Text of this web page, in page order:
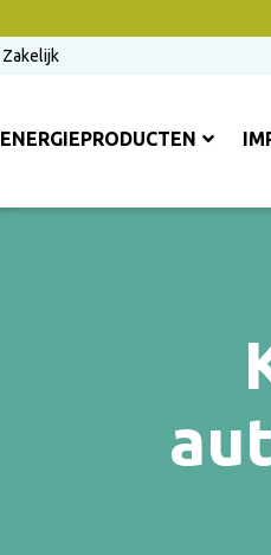
Zakelijk
ENERGIEPRODUCTEN